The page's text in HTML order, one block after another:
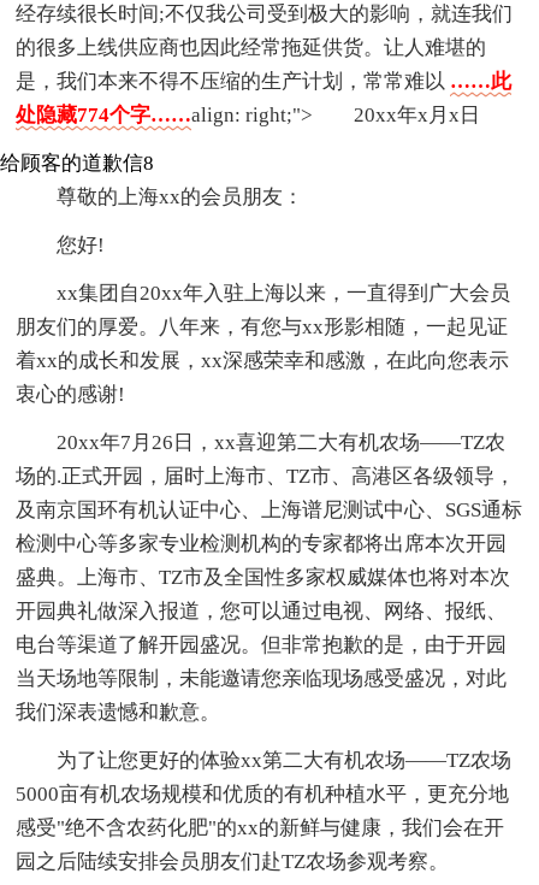
经存续很长时间;不仅我公司受到极大的影响，就连我们
的很多上线供应商也因此经常拖延供货。让人难堪的
是，我们本来不得不压缩的生产计划，常常难以 ……此
处隐藏774个字……align: right;"> 20xx年x月x日
给顾客的道歉信8
尊敬的上海xx的会员朋友：
您好!
xx集团自20xx年入驻上海以来，一直得到广大会员
朋友们的厚爱。八年来，有您与xx形影相随，一起见证
着xx的成长和发展，xx深感荣幸和感激，在此向您表示
衷心的感谢!
20xx年7月26日，xx喜迎第二大有机农场——TZ农
场的.正式开园，届时上海市、TZ市、高港区各级领导，
及南京国环有机认证中心、上海谱尼测试中心、SGS通标
检测中心等多家专业检测机构的专家都将出席本次开园
盛典。上海市、TZ市及全国性多家权威媒体也将对本次
开园典礼做深入报道，您可以通过电视、网络、报纸、
电台等渠道了解开园盛况。但非常抱歉的是，由于开园
当天场地等限制，未能邀请您亲临现场感受盛况，对此
我们深表遗憾和歉意。
为了让您更好的体验xx第二大有机农场——TZ农场
5000亩有机农场规模和优质的有机种植水平，更充分地
感受"绝不含农药化肥"的xx的新鲜与健康，我们会在开
园之后陆续安排会员朋友们赴TZ农场参观考察。